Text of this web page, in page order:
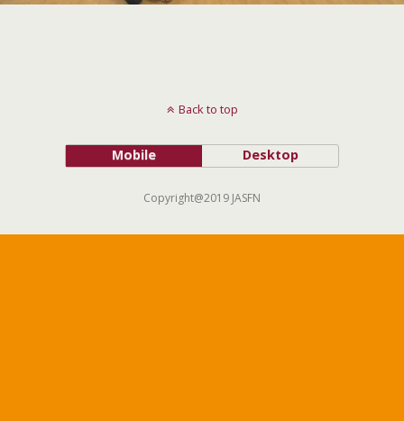
Back to top
Mobile Desktop
Copyright@2019 JASFN